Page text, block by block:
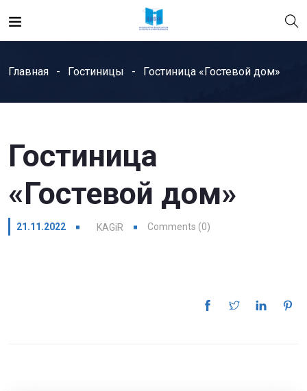
Главная Гостиницы Гостиница «Гостевой дом»
Гостиница
«Гостевой дом»
21.11.2022 KAGiR Comments (0)